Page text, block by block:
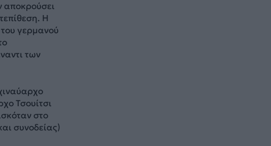
αποκρούσει
Η
γερμανού
των
Τσουίτσι
στο
συνοδείας)